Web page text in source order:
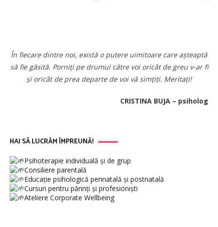
În fiecare dintre noi, există o putere uimitoare care așteaptă
să fie găsită. Porniți pe drumul către voi oricât de greu v-ar fi
și oricât de prea departe de voi vă simțiți. Meritați!
CRISTINA BUJA – psiholog
HAI SĂ LUCRĂM ÎMPREUNĂ!
Psihoterapie individuală și de grup
Consiliere parentală
Educație psihologică perinatală și postnatală
Cursuri pentru părinți și profesioniști
Ateliere Corporate Wellbeing